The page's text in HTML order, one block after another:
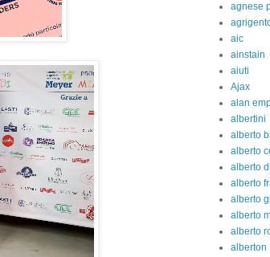
agnese
aic
ainstain
aiuti
Ajax
alan
albertini
alberto
alberto
alberto
alberto
alberto
alberto
alberto
alberton